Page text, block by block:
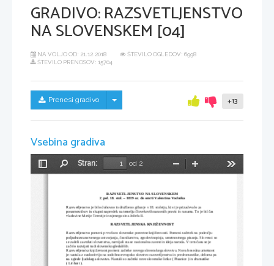
GRADIVO:RAZSVETLJENSTVO
NA SLOVENSKEM [04]
NA VOLJO OD: 21.12.2018
ŠTEVILO OGLEDOV: 6998
ŠTEVILO PRENOSOV: 15704
Prenesi gradivo Skrij/prikaži meni +13
Vsebina gradiva
Preklopi
Stran:
od 2
Pomanjšaj
RAZSVETLJENSTVO NA SLOVENSKEM
2. pol. 18. stol. – 1819 oz. do smrti Valentina Vodnika
Razsvetljenstvo je bilo duhovno in družbeno gibanje v 18. stoletju, ki si je prizadevalo za
posameznikov in skupni napredek na temelju človekovih naravnih pravic in razuma. To je bil čas
vladavine Marije Terezije in njenega sina Jožefa II.
RAZSVETLJENSKA KNJIŽEVNOST
Razsvetljenstvo pomeni prvo fazo slovenske posvetne književnosti. Pomeni začetek na področju
poljudnoznanstvenega ustvarjanja, časnikarstva, zgodovinopisja, umetnostnega pisanja. Slovenci so
se začeli zavedati slovenstva, razvijali sta se nacionalna zavest in ideja naroda. V tem času se je
začelo razvijati tudi slovensko gledališče.
Razsvetljenska književnost pomeni začetke novega slovenskega slovstva. Nova besedna umetnost
je nastala z naslonitvijo na sodobno evropsko slovstvo razsvetljenstva in predromantike, deloma pa
na zglede ljudskega slovstva. Nastali so začetki nove slovenske lirike ( Pisanice ) in dramatike
( Linhart ).